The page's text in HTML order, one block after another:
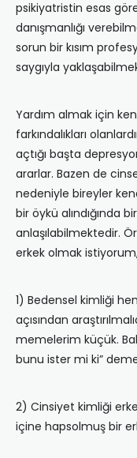
psikiyatristin esas
danışmanlığı
sorun bir kısım
saygıyla
Yardım almak için
farkındalıkları
açtığı başta
ararlar. Bazen de
nedeniyle bireyler
bir öykü alındığında
anlaşılabilmektedir.
erkek olmak
1) Bedensel kimliği
açısından
memelerim küçük.
bunu ister mi ki”
2) Cinsiyet kimliği
içine hapsolmuş bir